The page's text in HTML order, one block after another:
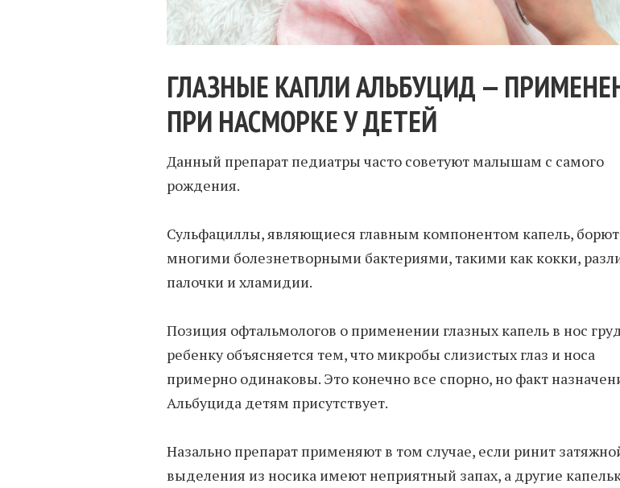
ГЛАЗНЫЕ КАПЛИ АЛЬБУЦИД —
ПРИ НАСМОРКЕ У ДЕТЕЙ
Данный препарат педиатры часто советуют малышам с самого
рождения.
Сульфациллы, являющиеся главным компонентом капель,
многими болезнетворными бактериями, такими как кокки,
палочки и хламидии.
Позиция офтальмологов о применении глазных капель в нос
ребенку объясняется тем, что микробы слизистых глаз и носа
примерно одинаковы. Это конечно все спорно, но факт
Альбуцида детям присутствует.
Назально препарат применяют в том случае, если ринит
выделения из носика имеют неприятный запах, а другие